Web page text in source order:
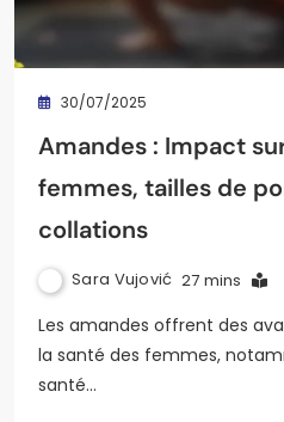
30/07/2025
Amandes : Impact
femmes, tailles de
collations
Sara Vujović 27 mins
Les amandes offrent des
la santé des femmes,
santé…